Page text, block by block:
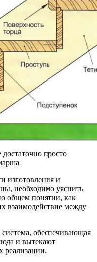
просто
изготовления и
необходимо уяснить
общем понятии, как
взаимодействие между
обеспечивающая
и вытекают
реализации.